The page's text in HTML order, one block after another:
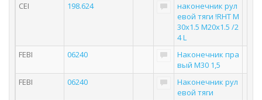
CEI
198.624
наконечник рул
евой тяги !RHT M
30x1.5 M20x1.5 /2
4 L
FEBI
06240
Наконечник пра
вый M30 1,5
FEBI
06240
Наконечник рул
евой тяги